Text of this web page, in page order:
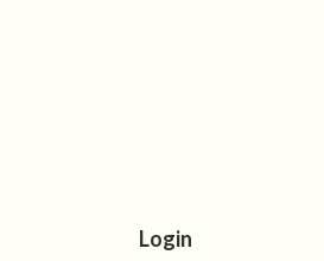
Login